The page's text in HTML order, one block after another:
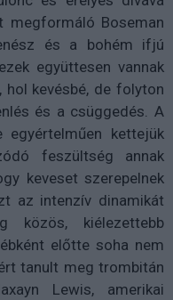
megformáló Boseman
és a bohém ifjú
együttesen vannak
hol kevésbé, de folyton
és a csüggedés. A
egyértelműen kettejük
feszültség annak
keveset szerepelnek
az intenzív dinamikát
közös, kiélezettebb
előtte soha nem
tanult meg trombitán
Lewis, amerikai